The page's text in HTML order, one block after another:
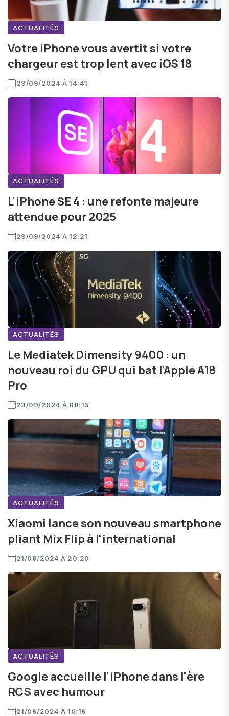
ACTUALITÉS
Votre iPhone vous avertit si votre
chargeur est trop lent avec iOS 18
23/09/2024 À 14:41
ACTUALITÉS
L'iPhone SE 4 : une refonte majeure
attendue pour 2025
23/09/2024 À 12:21
ACTUALITÉS
Le Mediatek Dimensity 9400 : un
nouveau roi du GPU qui bat l'Apple A18
Pro
23/09/2024 À 08:15
ACTUALITÉS
Xiaomi lance son nouveau smartphone
pliant Mix Flip à l'international
21/09/2024 À 20:20
ACTUALITÉS
Google accueille l'iPhone dans l'ère
RCS avec humour
21/09/2024 À 16:19